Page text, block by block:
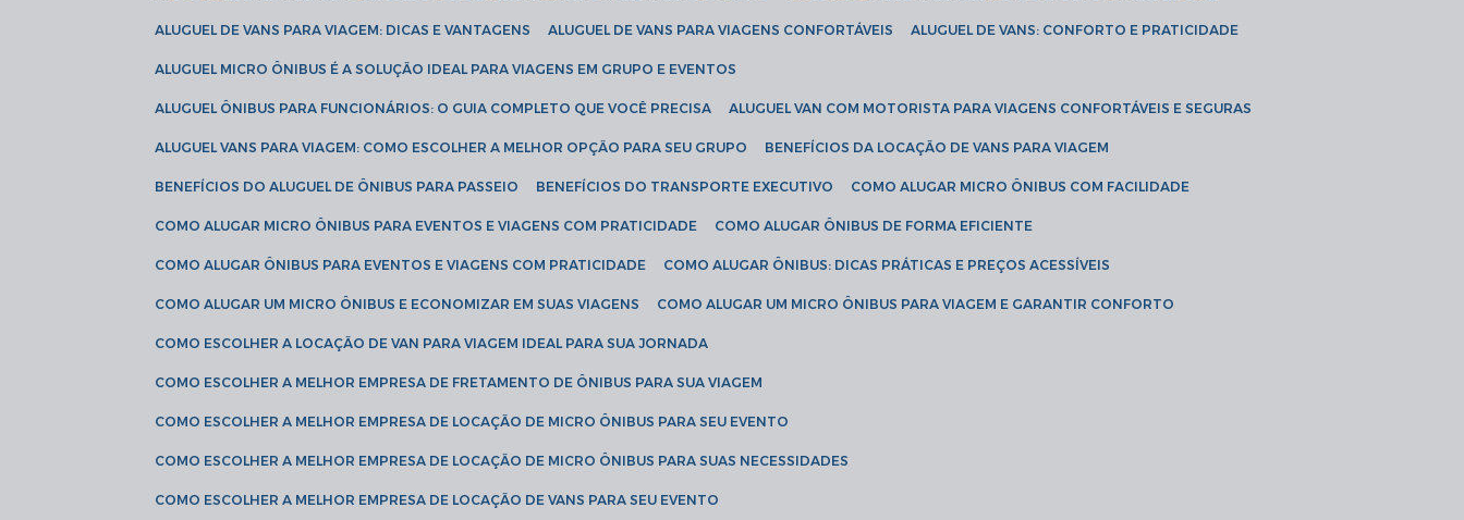
ALUGUEL DE VANS PARA VIAGEM: DICAS E VANTAGENS ALUGUEL DE VANS PARA VIAGENS CONFORTÁVEIS ALUGUEL DE VANS: CONFORTO E PRATICIDADE
ALUGUEL MICRO ÔNIBUS É A SOLUÇÃO IDEAL PARA VIAGENS EM GRUPO E EVENTOS
ALUGUEL ÔNIBUS PARA FUNCIONÁRIOS: O GUIA COMPLETO QUE VOCÊ PRECISA ALUGUEL VAN COM MOTORISTA PARA VIAGENS CONFORTÁVEIS E SEGURAS
ALUGUEL VANS PARA VIAGEM: COMO ESCOLHER A MELHOR OPÇÃO PARA SEU GRUPO BENEFÍCIOS DA LOCAÇÃO DE VANS PARA VIAGEM
BENEFÍCIOS DO ALUGUEL DE ÔNIBUS PARA PASSEIO BENEFÍCIOS DO TRANSPORTE EXECUTIVO COMO ALUGAR MICRO ÔNIBUS COM FACILIDADE
COMO ALUGAR MICRO ÔNIBUS PARA EVENTOS E VIAGENS COM PRATICIDADE COMO ALUGAR ÔNIBUS DE FORMA EFICIENTE
COMO ALUGAR ÔNIBUS PARA EVENTOS E VIAGENS COM PRATICIDADE COMO ALUGAR ÔNIBUS: DICAS PRÁTICAS E PREÇOS ACESSÍVEIS
COMO ALUGAR UM MICRO ÔNIBUS E ECONOMIZAR EM SUAS VIAGENS COMO ALUGAR UM MICRO ÔNIBUS PARA VIAGEM E GARANTIR CONFORTO
COMO ESCOLHER A LOCAÇÃO DE VAN PARA VIAGEM IDEAL PARA SUA JORNADA
COMO ESCOLHER A MELHOR EMPRESA DE FRETAMENTO DE ÔNIBUS PARA SUA VIAGEM
COMO ESCOLHER A MELHOR EMPRESA DE LOCAÇÃO DE MICRO ÔNIBUS PARA SEU EVENTO
COMO ESCOLHER A MELHOR EMPRESA DE LOCAÇÃO DE MICRO ÔNIBUS PARA SUAS NECESSIDADES
COMO ESCOLHER A MELHOR EMPRESA DE LOCAÇÃO DE VANS PARA SEU EVENTO